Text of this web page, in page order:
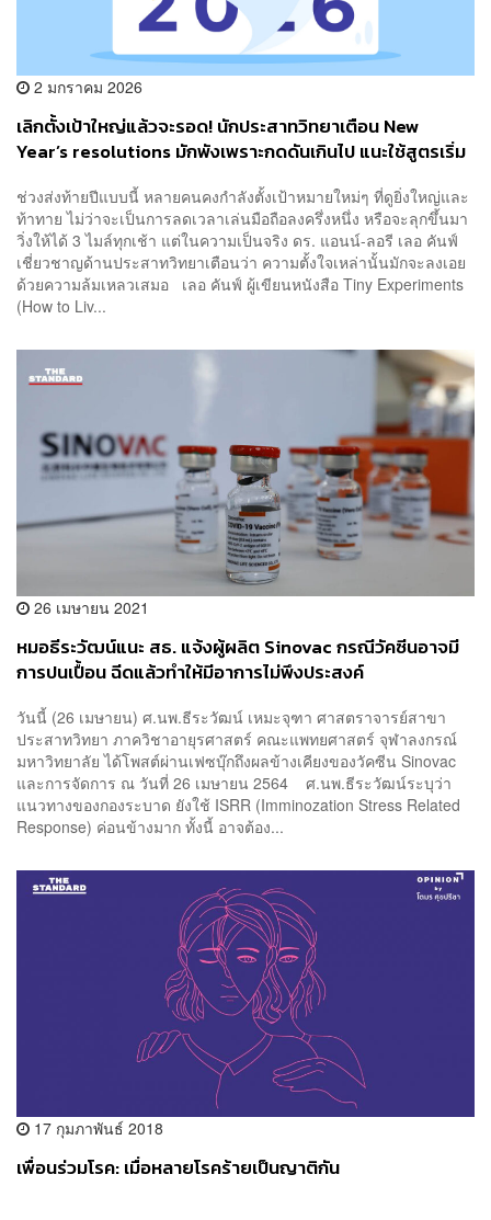
2 มกราคม 2026
เลิกตั้งเป้าใหญ่แล้วจะรอด! นักประสาทวิทยาเตือน New
Year’s resolutions มักพังเพราะกดดันเกินไป แนะใช้สูตรเริ่ม
ช่วงส่งท้ายปีแบบนี้ หลายคนคงกำลังตั้งเป้าหมายใหม่ๆ ที่ดูยิ่งใหญ่และ
ท้าทาย ไม่ว่าจะเป็นการลดเวลาเล่นมือถือลงครึ่งหนึ่ง หรือจะลุกขึ้นมา
วิ่งให้ได้ 3 ไมล์ทุกเช้า แต่ในความเป็นจริง ดร. แอนน์-ลอรี เลอ คันฟ์
เชี่ยวชาญด้านประสาทวิทยาเตือนว่า ความตั้งใจเหล่านั้นมักจะลงเอย
ด้วยความล้มเหลวเสมอ เลอ คันฟ์ ผู้เขียนหนังสือ Tiny Experiments
(How to Liv...
26 เมษายน 2021
หมอธีระวัฒน์แนะ สธ. แจ้งผู้ผลิต Sinovac กรณีวัคซีนอาจมี
การปนเปื้อน ฉีดแล้วทำให้มีอาการไม่พึงประสงค์
วันนี้ (26 เมษายน) ศ.นพ.ธีระวัฒน์ เหมะจุฑา ศาสตราจารย์สาขา
ประสาทวิทยา ภาควิชาอายุรศาสตร์ คณะแพทยศาสตร์ จุฬาลงกรณ์
มหาวิทยาลัย ได้โพสต์ผ่านเฟซบุ๊กถึงผลข้างเคียงของวัคซีน Sinovac
และการจัดการ ณ วันที่ 26 เมษายน 2564 ศ.นพ.ธีระวัฒน์ระบุว่า
แนวทางของกองระบาด ยังใช้ ISRR (Imminozation Stress Related
Response) ค่อนข้างมาก ทั้งนี้ อาจต้อง...
17 กุมภาพันธ์ 2018
เพื่อนร่วมโรค: เมื่อหลายโรคร้ายเป็นญาติกัน